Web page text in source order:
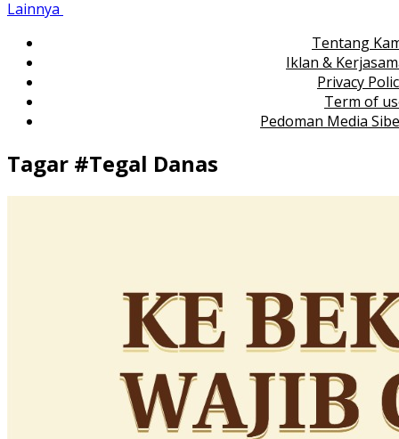
Lainnya
Tentang
Iklan &
Privacy
Term of
Pedoman Media
Tagar #Tegal Danas